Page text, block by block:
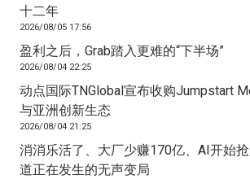
十二年
2026/08/05 17:56
盈利之后，Grab踏入更难的“下半场”
2026/08/04 22:25
动点国际TNGlobal宣布收购Jumpstart
与亚洲创新生态
2026/08/04 21:25
消消乐活了、大厂少赚170亿、AI开始
道正在发生的无声变局